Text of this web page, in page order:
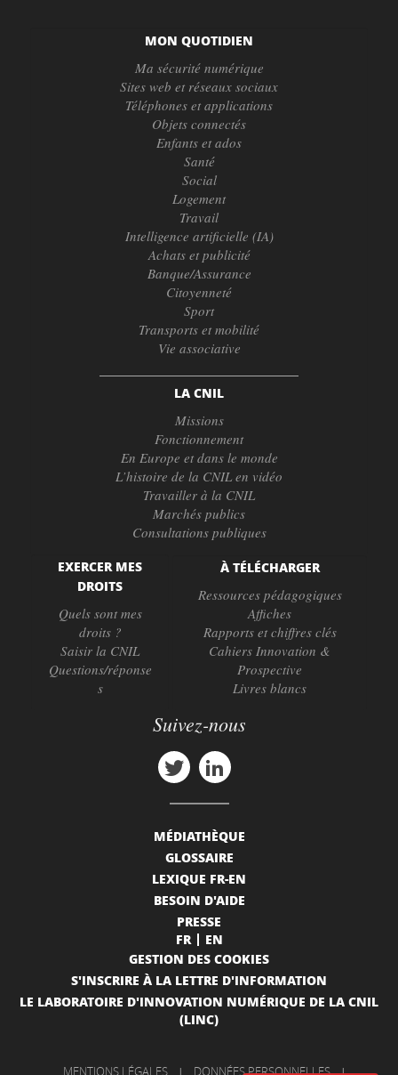
MON QUOTIDIEN
Ma sécurité numérique
Sites web et réseaux sociaux
Téléphones et applications
Objets connectés
Enfants et ados
Santé
Social
Logement
Travail
Intelligence artificielle (IA)
Achats et publicité
Banque/Assurance
Citoyenneté
Sport
Transports et mobilité
Vie associative
LA CNIL
Missions
Fonctionnement
En Europe et dans le monde
L’histoire de la CNIL en vidéo
Travailler à la CNIL
Marchés publics
Consultations publiques
EXERCER MES
DROITS
Quels sont mes
droits ?
Saisir la CNIL
Questions/réponse
s
À TÉLÉCHARGER
Ressources pédagogiques
Affiches
Rapports et chiffres clés
Cahiers Innovation &
Prospective
Livres blancs
Suivez-nous
MÉDIATHÈQUE
GLOSSAIRE
LEXIQUE FR-EN
BESOIN D'AIDE
PRESSE
FR
EN
GESTION DES COOKIES
S'INSCRIRE À LA LETTRE D'INFORMATION
LE LABORATOIRE D'INNOVATION NUMÉRIQUE DE LA CNIL
(LINC)
MENTIONS LÉGALES | DONNÉES PERSONNELLES |